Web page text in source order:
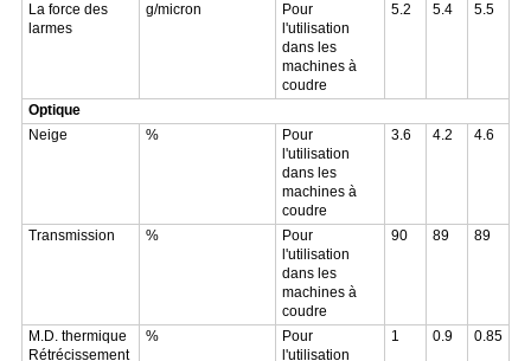
La force des
larmes
g/micron
Pour
l'utilisation
dans les
machines à
coudre
5.2 5.4 5.5
Optique
Neige
%
Pour
l'utilisation
dans les
machines à
coudre
3.6 4.2 4.6
Transmission %
Pour
l'utilisation
dans les
machines à
coudre
90 89 89
M.D. thermique
Rétrécissement
%
Pour
l'utilisation
1 0.9 0.85